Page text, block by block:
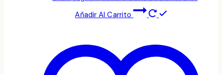
Añadir Al Carrito